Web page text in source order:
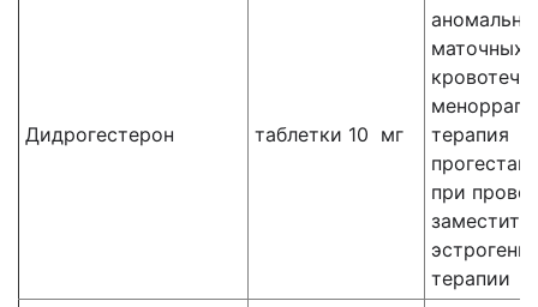
Дидрогестерон таблетки 10 мг
маточных
терапия
при
терапии